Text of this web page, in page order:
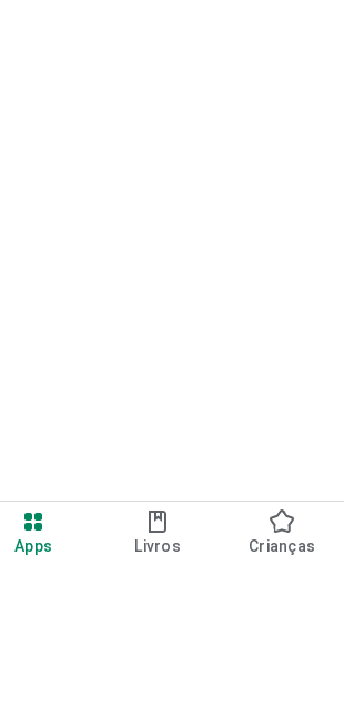
Apps Livros Crianças